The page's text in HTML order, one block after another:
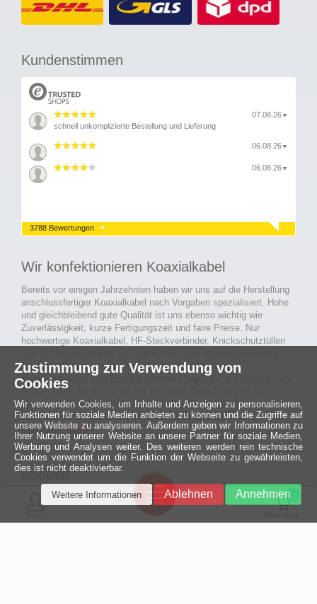
Kundenstimmen
07.08.26 ▼
schnell unkomplizierte Bestellung und Lieferung
06.08.26 ▼
06.08.26 ▼
3788 Bewertungen
Wir konfektionieren Koaxialkabel
Bereits vor einigen Jahrzehnten haben wir uns auf die Herstellung
anschlussfertiger Koaxialkabel nach Vorgaben spezialisiert. Hohe
und gleichbleibend gute Qualität ist uns ebenso wichtig wie
Zuverlässigkeit, kurze Fertigungszeit und faire Preise. Nur
hochwertige Koaxialkabel, HF-Steckverbinder, Knickschutztüllen
Auch an Werkzeuge und Maschinen, die in unserer
Kabelkonfektion zum Einsatz kommen, legen wir auf Qualität sehr
großen Wert. So entstehen mit unserem Know-How und nach
passieren der Endkontrolle langlebige und qualitativ hochwertige
konfektionierte Koaxialkabel für viele Bereiche der
Elektronik.mehr ›
Kontakt
MCE Mauritz Electronics
0
Menü
Ein halbes
Jahrhundert
technologische
Zustimmung zur Verwendung von
Cookies
Wir verwenden Cookies, um Inhalte und Anzeigen zu personalisieren,
Funktionen für soziale Medien anbieten zu können und die Zugriffe auf
unsere Website zu analysieren. Außerdem geben wir Informationen zu
Ihrer Nutzung unserer Website an unsere Partner für soziale Medien,
Werbung und Analysen weiter. Des weiteren werden rein technische
Cookies verwendet um die Funktion der Webseite zu gewährleisten,
dies ist nicht deaktivierbar.
Annehmen
Ablehnen
Weitere Informationen